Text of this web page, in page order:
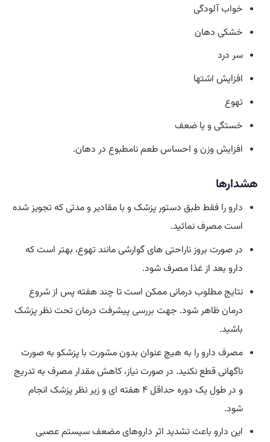
خواب آلودگی
خشکی دهان
سر درد
افزایش اشتها
تهوع
خستگی و یا ضعف
افزایش وزن و احساس طعم نامطبوع در دهان.
هشدارها
دارو را فقط طبق دستور پزشک و با مقادیر و مدتی که تجویز شده
است مصرف نمائید.
در صورت بروز ناراحتی های گوارشی مانند تهوع، بهتر است که
دارو بعد از غذا مصرف شود.
نتایج مطلوب درمانی ممکن است تا چند هفته پس از شروع
درمان ظاهر شود. جهت بررسیپیشرفت درمان تحت نظر پزشک
باشید.
مصرف دارو را به هیچ عنوان بدون مشورت با پزشکو به صورت
ناگهانی قطع نکنید. در صورت نیاز، کاهش مقدار مصرف به تدریج
و در طول یک دوره حداقل ۴ هفته ای و زیر نظر پزشک انجام
شود.
این دارو باعث تشدید اثر داروهای مضعف سیستم عصبی